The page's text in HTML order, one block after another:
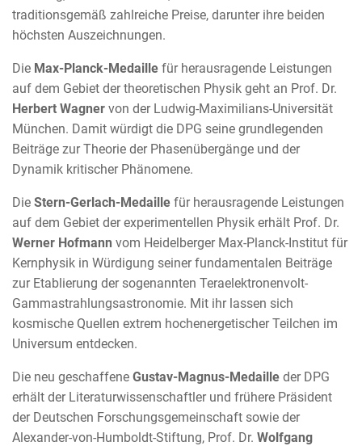
traditionsgemäß zahlreiche Preise, darunter ihre beiden
höchsten Auszeichnungen.
Die Max-Planck-Medaille für herausragende Leistungen
auf dem Gebiet der theoretischen Physik geht an Prof. Dr.
Herbert Wagner von der Ludwig-Maximilians-Universität
München. Damit würdigt die DPG seine grundlegenden
Beiträge zur Theorie der Phasenübergänge und der
Dynamik kritischer Phänomene.
Die Stern-Gerlach-Medaille für herausragende Leistungen
auf dem Gebiet der experimentellen Physik erhält Prof. Dr.
Werner Hofmann vom Heidelberger Max-Planck-Institut für
Kernphysik in Würdigung seiner fundamentalen Beiträge
zur Etablierung der sogenannten Teraelektronenvolt-
Gammastrahlungsastronomie. Mit ihr lassen sich
kosmische Quellen extrem hochenergetischer Teilchen im
Universum entdecken.
Die neu geschaffene Gustav-Magnus-Medaille der DPG
erhält der Literaturwissenschaftler und frühere Präsident
der Deutschen Forschungsgemeinschaft sowie der
Alexander-von-Humboldt-Stiftung, Prof. Dr. Wolfgang